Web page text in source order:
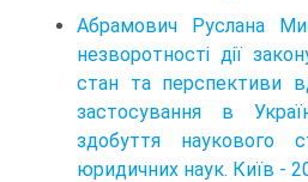
Абрамович Руслана
незворотності дії
стан та перспективи
застосування в
здобуття наукового
юридичних наук. Київ -